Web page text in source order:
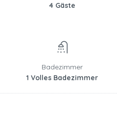
4 Gäste
Badezimmer
1 Volles Badezimmer